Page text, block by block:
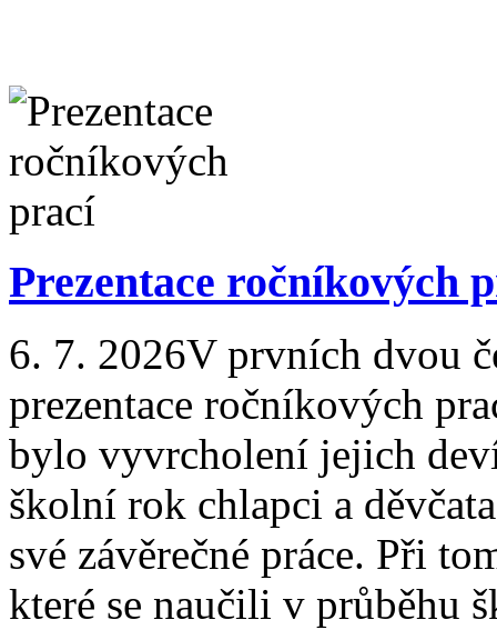
Prezentace ročníkových
6. 7. 2026V prvních dvou
prezentace ročníkových
bylo vyvrcholení jejich
školní rok chlapci a
své závěrečné práce. Při
které se naučili v průběhu